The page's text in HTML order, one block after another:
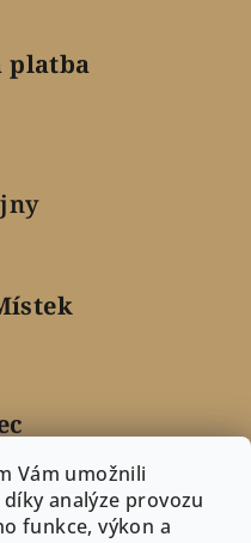
Vám umožnili
analýze provozu
funkce, výkon a
platba